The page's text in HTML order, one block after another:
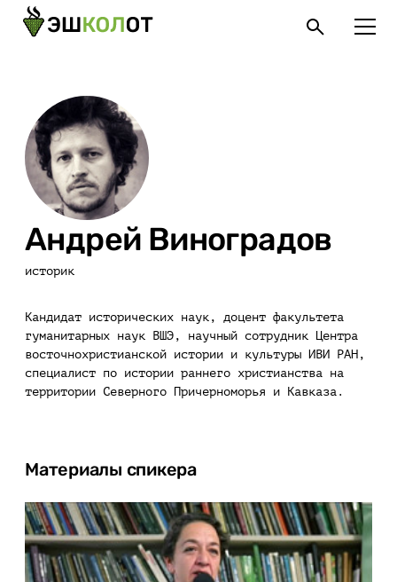
Андрей Виноградов
историк
Кандидат исторических наук, доцент факультета
гуманитарных наук ВШЭ, научный сотрудник Центра
восточнохристианской истории и культуры ИВИ РАН,
специалист по истории раннего христианства на
территории Северного Причерноморья и Кавказа.
Материалы спикера